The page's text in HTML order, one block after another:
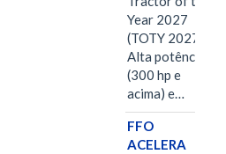
Year 2027
(TOTY 2027:
Alta potência
(300 hp e
acima) e…
FFO
ACELERA